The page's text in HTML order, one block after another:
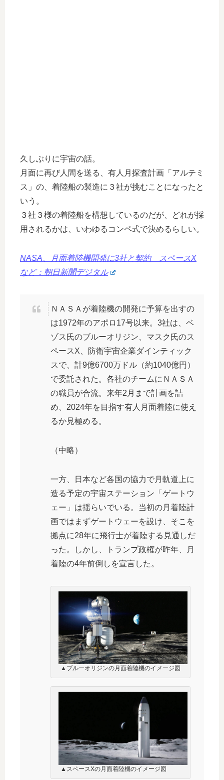
久しぶりに宇宙の話。
月面に再び人間を送る、有人月探査計画「アルテミ
ス」の、着陸船の製造に３社が挑むことになったと
いう。
３社３様の着陸船を構想しているのだが、どれが採
用されるかは、いわゆるコンペ式で決めるらしい。
NASA、月面着陸機開発に3社と契約 スペースX
など：朝日新聞デジタル
ＮＡＳＡが着陸機の開発に予算を出すの
は1972年のアポロ17号以来。3社は、ベ
ゾス氏のブルーオリジン、マスク氏のス
ペースX、防衛宇宙企業ダインティック
スで、計9億6700万ドル（約1040億円）
で委託された。各社のチームにＮＡＳＡ
の職員が合流。来年2月まで計画を詰
め、2024年を目指す有人月面着陸に使え
るか見極める。
（中略）
一方、日本など各国の協力で月軌道上に
造る予定の宇宙ステーション「ゲートウ
ェー」は揺らいでいる。当初の月着陸計
画ではまずゲートウェーを設け、そこを
拠点に28年に飛行士が着陸する見通しだ
った。しかし、トランプ政権が昨年、月
着陸の4年前倒しを宣言した。
▲ブルーオリジンの月面着陸機のイメージ図
▲スペースXの月面着陸機のイメージ図